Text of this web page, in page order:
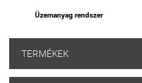
Üzemanyag rendszer
TERMÉKEK